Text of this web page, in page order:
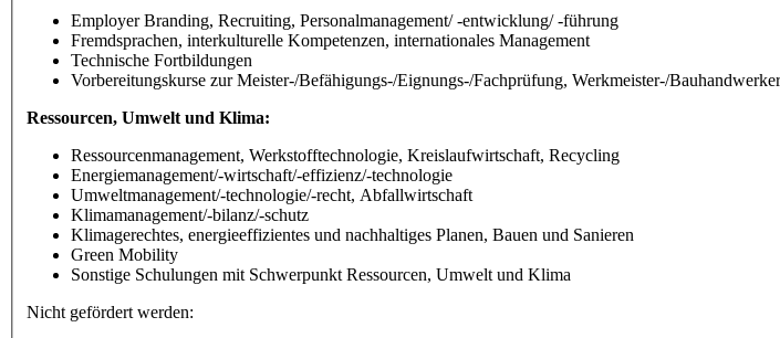
Employer Branding, Recruiting, Personalmanagement/ -entwicklung/ -führung
Fremdsprachen, interkulturelle Kompetenzen, internationales Management
Technische Fortbildungen
Vorbereitungskurse zur Meister-/Befähigungs-/Eignungs-/Fachprüfung, Werkmeister-/
Ressourcen, Umwelt und Klima:
Ressourcenmanagement, Werkstofftechnologie, Kreislaufwirtschaft, Recycling
Energiemanagement/-wirtschaft/-effizienz/-technologie
Umweltmanagement/-technologie/-recht, Abfallwirtschaft
Klimamanagement/-bilanz/-schutz
Klimagerechtes, energieeffizientes und nachhaltiges Planen, Bauen und Sanieren
Green Mobility
Sonstige Schulungen mit Schwerpunkt Ressourcen, Umwelt und Klima
Nicht gefördert werden: